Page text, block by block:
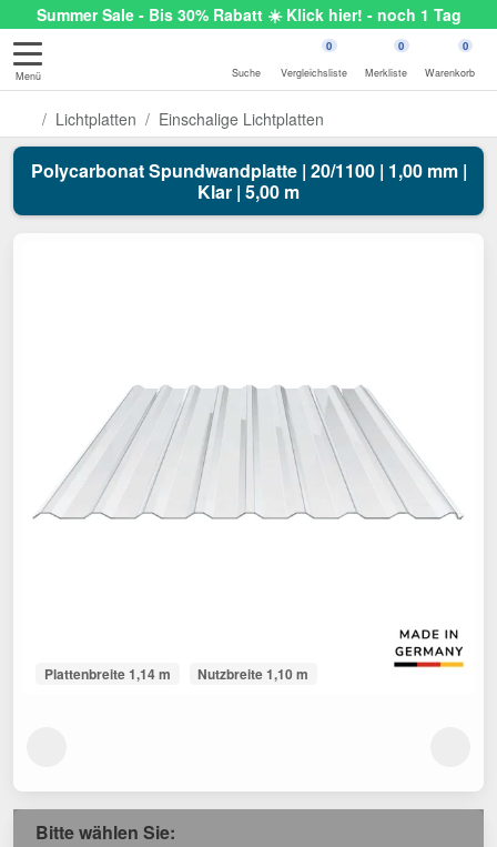
Summer Sale - Bis 30% Rabatt ☀️ Klick hier! - noch 1 Tag
Menü Suche
0
Vergleichsliste
0
Merkliste
0
Warenkorb
Lichtplatten Einschalige Lichtplatten
Polycarbonat Spundwandplatte | 20/1100 | 1,00 mm |
Klar | 5,00 m
Plattenbreite 1,14 m Nutzbreite 1,10 m
Bitte wählen Sie: